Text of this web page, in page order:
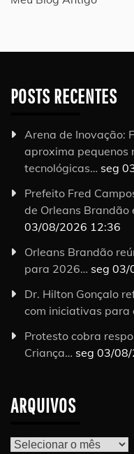
POSTS RECENTES
Arena de Inovação:
aproxima pequenos
tecnológicas… seg
Prefeito Fred
de Orleans Brandão
03/08/2026 12:36
Orleans Brandão
para 2026… seg
Dr. Hilton Gonçalo
com iniciativas para
Protesto cobra
Criança… seg 03/
ARQUIVOS
Arquivos